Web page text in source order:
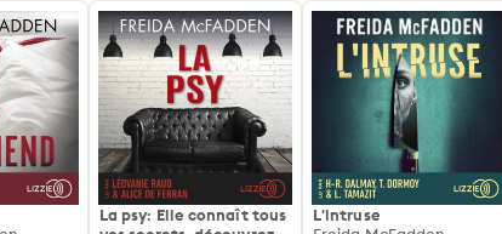
La psy: Elle connaît tous
L'intruse